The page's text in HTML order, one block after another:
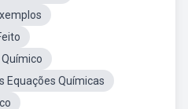
Equações Químicas